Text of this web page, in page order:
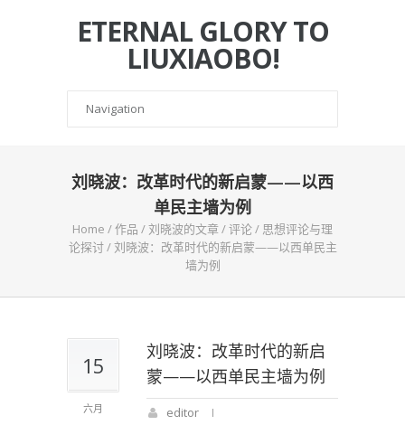
ETERNAL GLORY TO
LIUXIAOBO!
刘晓波：改革时代的新启蒙——以西
单民主墙为例
Home /作品 /刘晓波的文章/评论/ 思想评论与理
论探讨/刘晓波：改革时代的新启蒙——以西单民主
墙为例
15
六月
刘晓波：改革时代的新启
蒙——以西单民主墙为例
editor